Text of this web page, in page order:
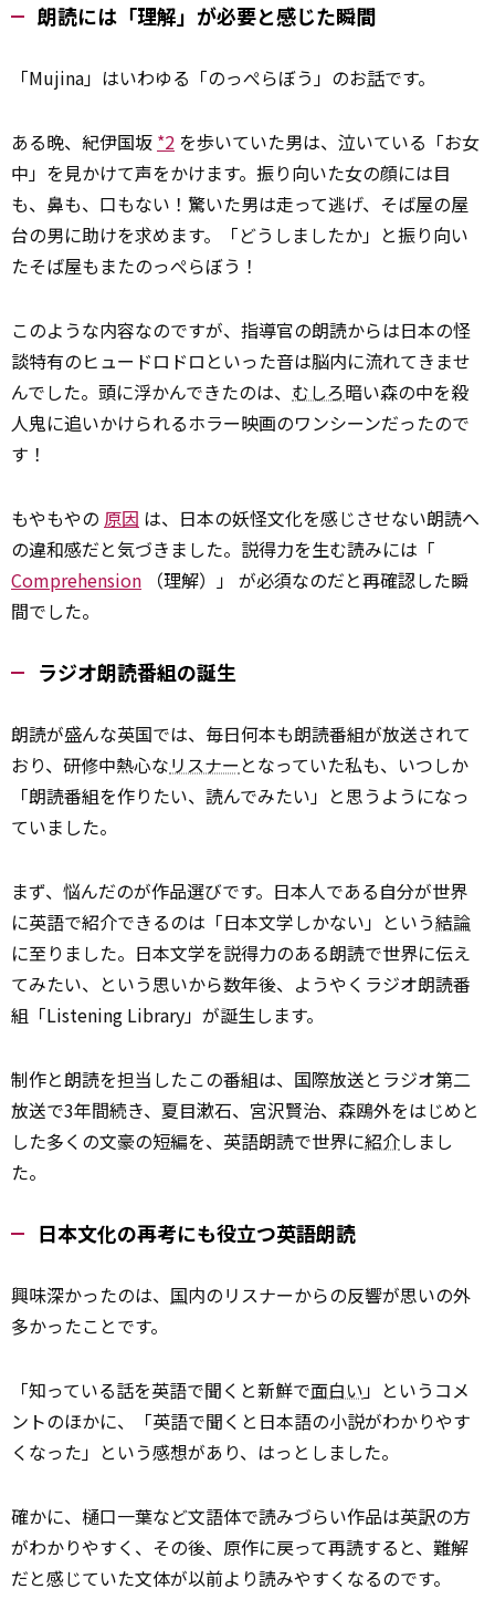
朗読には「理解」が必要と感じた瞬間
「Mujina」はいわゆる「のっぺらぼう」のお話です。
ある晩、紀伊国坂 *2 を歩いていた男は、泣いている「お女
中」を見かけて声をかけます。振り向いた女の顔には目
も、鼻も、口もない！驚いた男は走って逃げ、そば屋の屋
台の男に助けを求めます。「どうしましたか」と振り向い
たそば屋もまたのっぺらぼう！
このような内容なのですが、指導官の朗読からは日本の怪
談特有のヒュードロドロといった音は脳内に流れてきませ
んでした。頭に浮かんできたのは、 むしろ暗い森の中を殺
人鬼に追いかけられるホラー映画のワンシーンだったので
す！
もやもやの 原因 は、日本の妖怪文化を感じさせない朗読へ
の違和感だと気づきました。説得力を生む読みには「
Comprehension （理解）」 が必須なのだと再確認した瞬
間でした。
ラジオ朗読番組の誕生
朗読が盛んな英国では、毎日何本も朗読番組が放送されて
おり、研修中熱心なリスナー となっていた私も、いつしか
「朗読番組を作りたい、読んでみたい」と思うようになっ
ていました。
まず、悩んだのが作品選びです。日本人である自分が世界
に英語で紹介できるのは「日本文学しかない」という結論
に至りました。日本文学を説得力のある朗読で世界に伝え
てみたい、という思いから数年後、ようやくラジオ朗読番
組「Listening Library」が誕生します。
制作と朗読を担当したこの番組は、国際放送とラジオ第二
放送で3年間続き、夏目漱石、宮沢賢治、森鴎外をはじめと
した多くの文豪の短編を、英語朗読で世界に紹介しまし
た。
日本文化の再考にも役立つ英語朗読
興味深かったのは、 国内のリスナーからの反響が思いの外
多かったことです。
「知っている話を英語で聞くと新鮮で面白い」というコメ
ントのほかに、「英語で聞くと日本語の小説がわかりやす
くなった」という感想があり、はっとしました。
確かに、樋口一葉など文語体で読みづらい作品は英訳の方
がわかりやすく、その後、原作に戻って再読すると、難解
だと感じていた文体が以前より読みやすくなるのです。